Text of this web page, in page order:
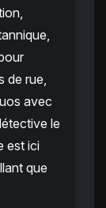
de rue,
avec
le
est ici
que